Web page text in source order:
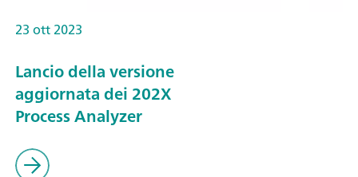
23 ott 2023
Lancio della versione
aggiornata dei 202X
Process Analyzer